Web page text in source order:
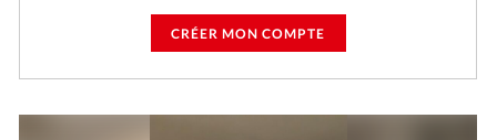
CRÉER MON COMPTE